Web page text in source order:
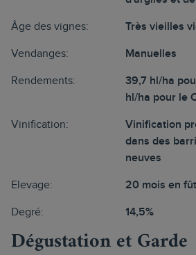
Âge des vignes: Très vieilles
Vendanges: Manuelles
Rendements:
39,7 hl/ha
hl/ha pour le
Vinification:
Vinification
dans des
neuves
Elevage: 20 mois en
Degré: 14,5%
Dégustation et Garde